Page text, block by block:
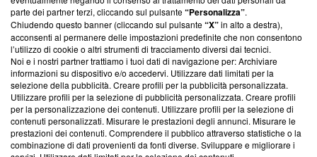
Su di noi
Team editoriale
Corporate
Redazione
Informativa Privacy
Cookie Policy
parte dei partner terzi, cliccando sul pulsante“Personalizza”.
Chiudendo questo banner (cliccando sul pulsante“X”in alto a destra),
acconsenti al permanere delle impostazioni predefinite che non consentono
l’utilizzo di cookie o altri strumenti di tracciamento diversi dai tecnici.
Noi e i nostri partner trattiamo i tuoi dati di navigazione per: Archiviare
informazioni su dispositivo e/o accedervi. Utilizzare dati limitati per la
selezione della pubblicità. Creare profili per la pubblicità personalizzata.
Utilizzare profili per la selezione di pubblicità personalizzata. Creare profili
per la personalizzazione dei contenuti. Utilizzare profili per la selezione di
contenuti personalizzati. Misurare le prestazioni degli annunci. Misurare le
prestazioni dei contenuti. Comprendere il pubblico attraverso statistiche o la
combinazione di dati provenienti da fonti diverse. Sviluppare e migliorare i